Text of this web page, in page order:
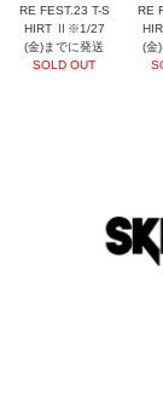
RE FEST.23 T-S
HIRT Ⅱ※1/27
(金)までに発送
SOLD OUT
RE
(金